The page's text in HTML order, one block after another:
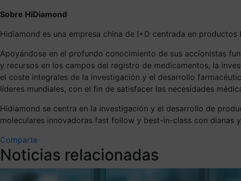
Sobre HiDiamond
Hidiamond es una empresa china de I+D centrada en
Apoyándose en el profundo conocimiento de sus accionistas
y recursos en los campos del registro de medicamentos, la
el coste integrales de la investigación y el desarrollo
líderes mundiales, con el fin de satisfacer las necesidades
Hidiamond se centra en la investigación y el desarrollo de
moleculares innovadoras fast follow y best-in-class con dianas
Comparte
Noticias relacionadas